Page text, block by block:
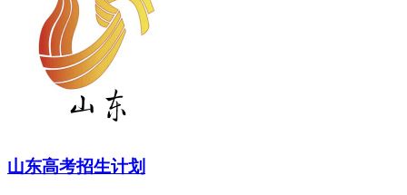
山东高考招生计划